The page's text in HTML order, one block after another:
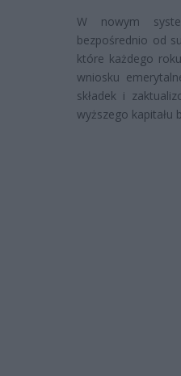
W nowym
bezpośrednio od
które każdego
wniosku
składek i
wyższego kapitału